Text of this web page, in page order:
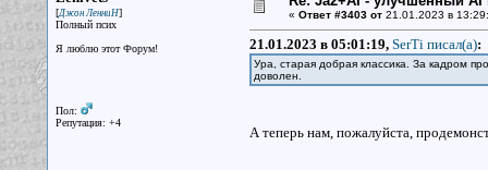
[Джон ЛенниН]
Полный псих
Я люблю этот Форум!
Пол:
Репутация: +4
« Ответ #3403 от21.01.2023 в
21.01.2023 в 05:01:19, SerTi писал(a):
Ура, старая добрая классика. За кадром
доволен.
А теперь нам, пожалуйста,